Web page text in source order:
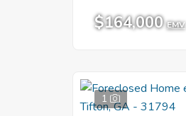
$164,000 EMV
1